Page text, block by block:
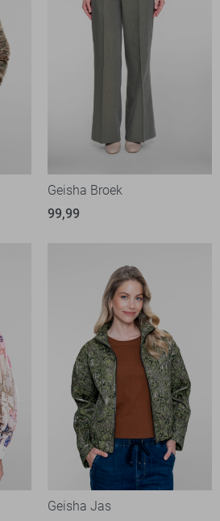
Geisha Broek
99,99
Geisha Jas